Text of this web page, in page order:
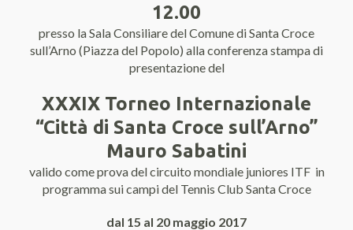
12.00
presso la Sala Consiliare del Comune di Santa Croce
sull’Arno (Piazza del Popolo) alla conferenza stampa di
presentazione del
XXXIX Torneo Internazionale
“Città di Santa Croce sull’Arno”
Mauro Sabatini
valido come prova del circuito mondiale juniores ITF in
programma sui campi del Tennis Club Santa Croce
dal 15 al 20 maggio 2017